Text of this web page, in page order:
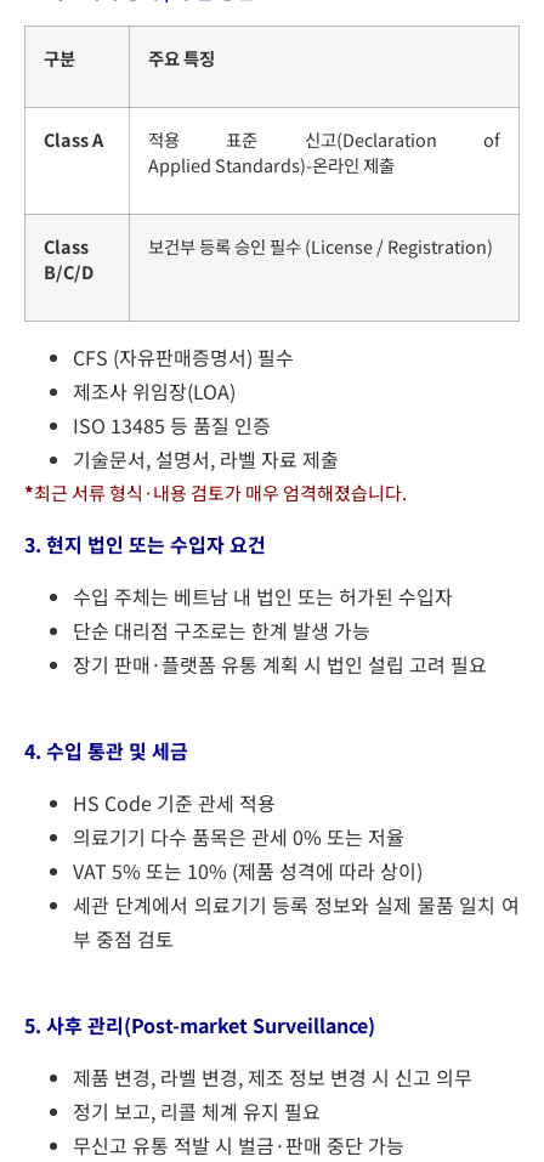
구분 주요 특징
Class A 적용 표준 신고(Declaration of
Applied Standards)-온라인 제출
Class
B/C/D
보건부 등록 승인 필수 (License / Registration)
CFS (자유판매증명서) 필수
제조사 위임장(LOA)
ISO 13485 등 품질 인증
기술문서, 설명서, 라벨 자료 제출
*최근 서류 형식·내용 검토가 매우 엄격해졌습니다.
3. 현지 법인 또는 수입자 요건
수입 주체는 베트남 내 법인 또는 허가된 수입자
단순 대리점 구조로는 한계 발생 가능
장기 판매·플랫폼 유통 계획 시 법인 설립 고려 필요
4. 수입 통관 및 세금
HS Code 기준 관세 적용
의료기기 다수 품목은 관세 0% 또는 저율
VAT 5% 또는 10% (제품 성격에 따라 상이)
세관 단계에서 의료기기 등록 정보와 실제 물품 일치 여
부 중점 검토
5. 사후 관리(Post-market Surveillance)
제품 변경, 라벨 변경, 제조 정보 변경 시 신고 의무
정기 보고, 리콜 체계 유지 필요
무신고 유통 적발 시 벌금·판매 중단 가능